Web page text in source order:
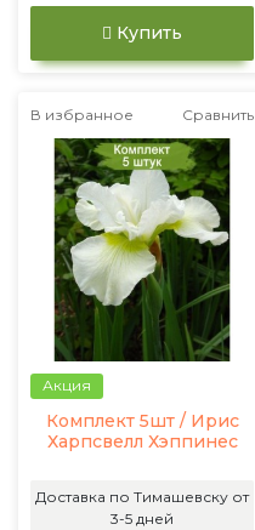
Купить
В избранное Сравнить
Акция
Комплект 5шт / Ирис
Харпсвелл Хэппинес
Доставка по Тимашевску от
3-5 дней